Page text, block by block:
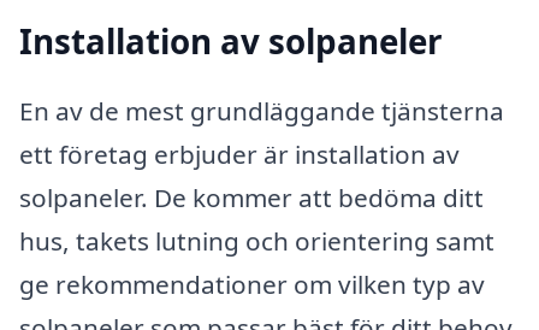
Installation av solpaneler
En av de mest grundläggande tjänsterna
ett företag erbjuder är installation av
solpaneler. De kommer att bedöma ditt
hus, takets lutning och orientering samt
ge rekommendationer om vilken typ av